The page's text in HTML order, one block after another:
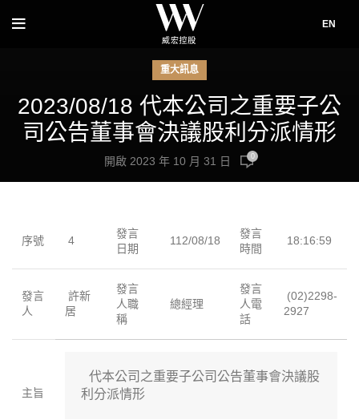
EN
重大訊息
2023/08/18 代本公司之重要子公
司公告董事會決議股利分派情形
開啟 2023 年 10 月 31 日 0
序號 4
發言
日期
112/08/18
發言
時間
18:16:59
發言
人
許新
居
發言
人職
稱
總經理
發言
人電
話
(02)2298-
2927
主旨
代本公司之重要子公司公告董事會決議股
利分派情形